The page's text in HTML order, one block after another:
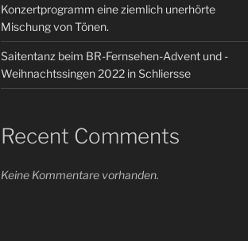
Konzertprogramm eine ziemlich unerhörte
Mischung von Tönen.
Saitentanz beim BR-Fernsehen-Advent und -
Weihnachtssingen 2022 in Schliersse
Recent Comments
Keine Kommentare vorhanden.